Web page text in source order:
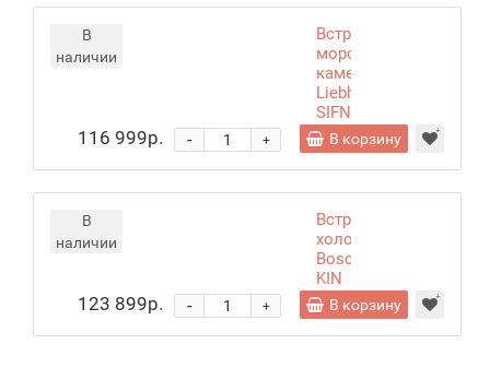
В
наличии
Встраиваемая
морозильная
камера
Liebherr
SIFNf
5108
116 999р. +
- В корзину
В
наличии
Встраиваемый
холодильник
Bosch
KIN
86AF3M8
123 899р. +
- В корзину